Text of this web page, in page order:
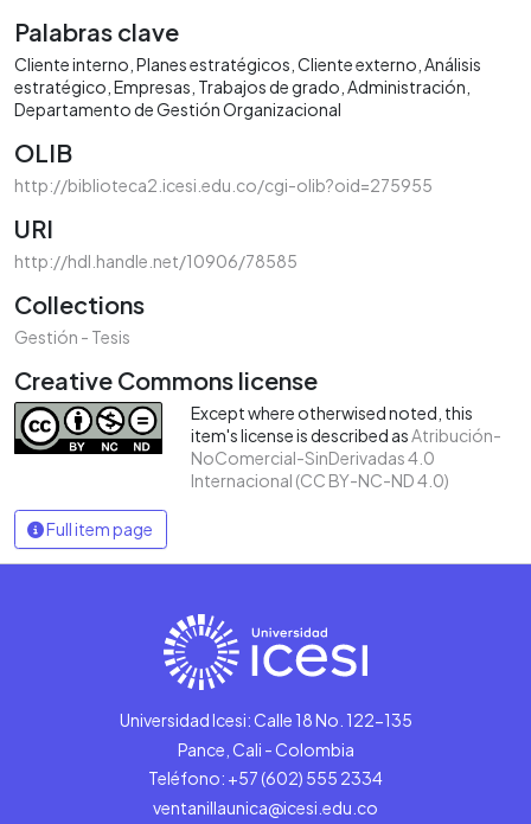
Palabras clave
Cliente interno Planes estratégicos Cliente externo Análisis
estratégico Empresas Trabajos de grado Administración
Departamento de Gestión Organizacional
OLIB
http://biblioteca2.icesi.edu.co/cgi-olib?oid=275955
URI
http://hdl.handle.net/10906/78585
Collections
Gestión - Tesis
Creative Commons license
Except where otherwised noted, this
item's license is described asAtribución-
NoComercial-SinDerivadas 4.0
Internacional (CC BY-NC-ND 4.0)
Full item page
Universidad Icesi: Calle 18 No. 122-135
Pance, Cali - Colombia
Teléfono: +57 (602) 555 2334
ventanillaunica@icesi.edu.co